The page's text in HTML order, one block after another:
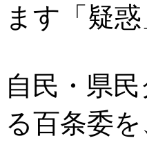
ます「疑
自民・県
る百条委